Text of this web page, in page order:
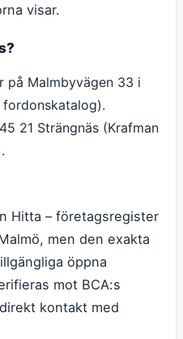
visar.
på Malmbyvägen 33 i
fordonskatalog).
21 Strängnäs (Krafman
Hitta – företagsregister
men den exakta
öppna
mot BCA:s
kontakt med